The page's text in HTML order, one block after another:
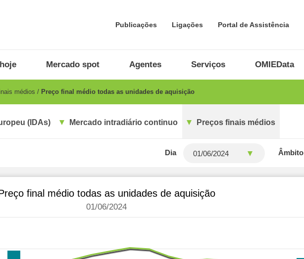
Publicações Ligações Portal de Assistência
Mercado spot Agentes Serviços OMIEData
médios Preço final médio todas as unidades de aquisição
(IDAs) Mercado intradiário continuo Preços finais médios
Dia Âmbito
final médio todas as unidades de aquisição
01/06/2024